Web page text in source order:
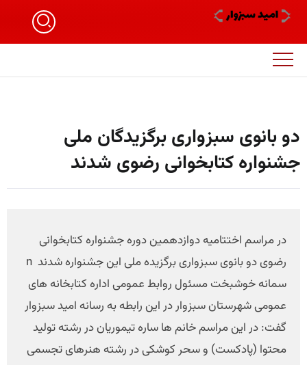
دو بانوی سبزواری برگزیدگان ملی
جشنواره کتابخوانی رضوی شدند
در مراسم اختتامیه دوازدهمین دوره جشنواره کتابخوانی
رضوی دو بانوی سبزواری برگزیده ملی این جشنواره شدند n
سمانه خوشبخت مسئول روابط عمومی اداره کتابخانه های
عمومی شهرستان سبزوار در این رابطه به رسانه امید سبزوار
گفت: در این مراسم خانم ها ساره تیموریان در رشته تولید
محتوا (پادکست) و سحر کوشکی در رشته هنرهای تجسمی